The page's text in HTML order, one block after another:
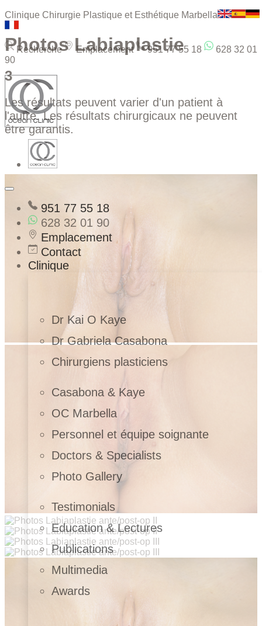
Clinique Chirurgie Plastique et Esthétique Marbella
Recherche Emplacement 951 77 55 18
628 32 01
90
951 77 55 18
628 32 01 90
Emplacement
Contact
Clinique
Dr Kai O Kaye
Dr Gabriela Casabona
Chirurgiens plasticiens
Casabona & Kaye
OC Marbella
Personnel et équipe soignante
Doctors & Specialists
Photo Gallery
Testimonials
Education & Lectures
Publications
Multimedia
Awards
Photos Labiaplastie
3
Les résultats peuvent varier d'un patient à
l'autre. Les résultats chirurgicaux ne peuvent
être garantis.